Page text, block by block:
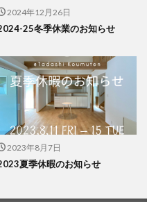
2024年12月26日
25冬季休業のお知らせ
2023年8月7日
夏季休暇のお知らせ